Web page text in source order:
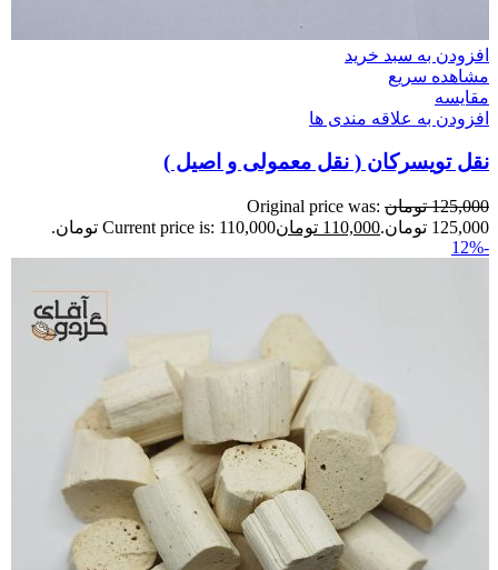
افزودن به سبد خرید
مشاهده سریع
مقایسه
افزودن به علاقه مندی ها
نقل تویسرکان ( نقل معمولی و اصیل )
125,000 تومان Original price was:
125,000 تومان.
110,000 تومانCurrent price is: 110,000 تومان.
-12%